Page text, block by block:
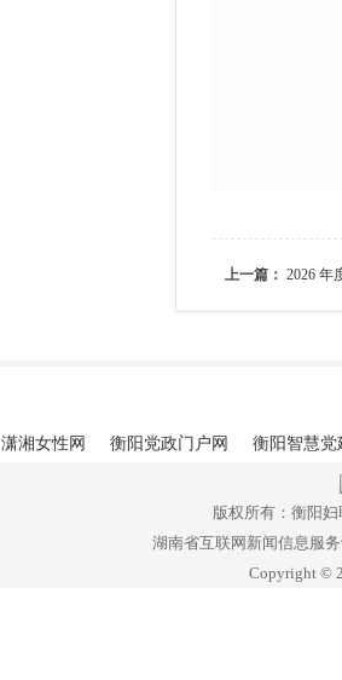
上一篇： 2026 年
潇湘女性网 衡阳党政门户网 衡阳智慧党
版权所有：衡阳妇
湖南省互联网新闻信息服
Copyright ©